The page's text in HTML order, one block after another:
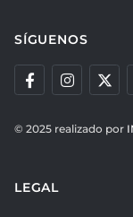
SÍGUENOS
© 2025 realizado por
LEGAL